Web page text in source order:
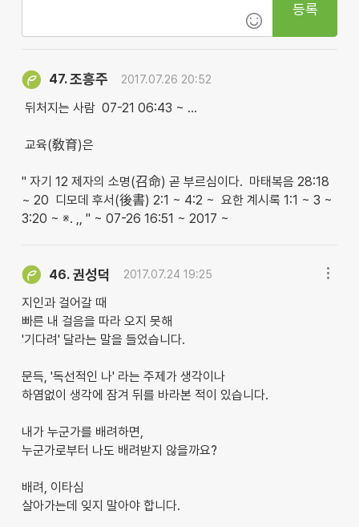
등록
47.조흥주 2017.07.26 20:52
뒤처지는 사람 07-21 06:43 ~ …
교육(敎育)은
" 자기 12 제자의 소명(召命) 곧 부르심이다. 마태복음 28:18
~ 20 디모데 후서(後書) 2:1 ~ 4:2 ~ 요한 계시록 1:1 ~ 3 ~
3:20 ~ ※. ,, " ~ 07-26 16:51 ~ 2017 ~
46. 권성덕 2017.07.24 19:25
지인과 걸어갈 때
빠른 내 걸음을 따라 오지 못해
'기다려' 달라는 말을 들었습니다.
문득, '독선적인 나' 라는 주제가 생각이나
하염없이 생각에 잠겨 뒤를 바라본 적이 있습니다.
내가 누군가를 배려하면,
누군가로부터 나도 배려받지 않을까요?
배려, 이타심
살아가는데 잊지 말아야 합니다.